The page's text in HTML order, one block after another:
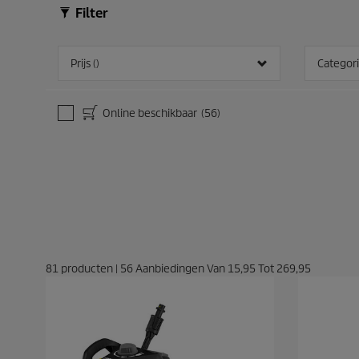
Filter
Prijs ()
Online beschikbaar (56)
81 producten | 56Aanbiedingen Van 15,95 Tot 269,95